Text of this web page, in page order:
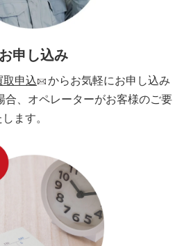
お申し込み
取申込
からお気軽にお申し込み
合、オペレーターがお客様のご要
ます。